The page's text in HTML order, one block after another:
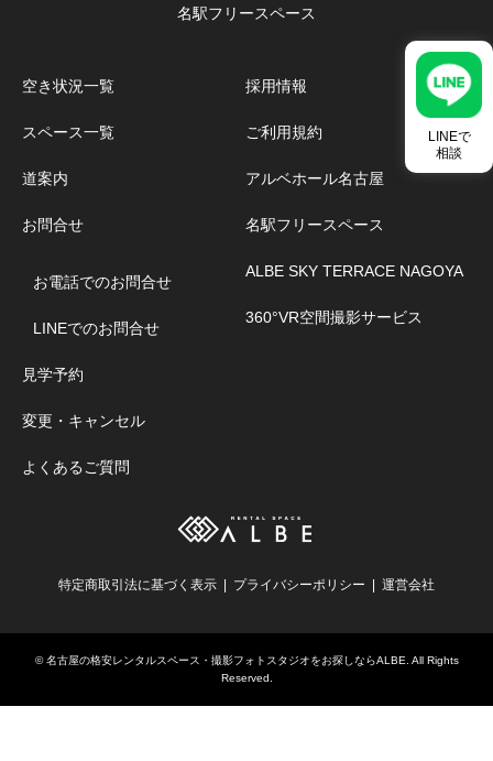
LINEで
相談
名駅フリースペース
空き状況一覧
スペース一覧
道案内
お問合せ
お電話でのお問合せ
LINEでのお問合せ
見学予約
変更・キャンセル
よくあるご質問
採用情報
ご利用規約
アルベホール名古屋
名駅フリースペース
ALBE SKY TERRACE NAGOYA
360°VR空間撮影サービス
特定商取引法に基づく表示 プライバシーポリシー 運営会社
©名古屋の格安レンタルスペース・撮影フォトスタジオをお探しならALBE . All Rights
Reserved.